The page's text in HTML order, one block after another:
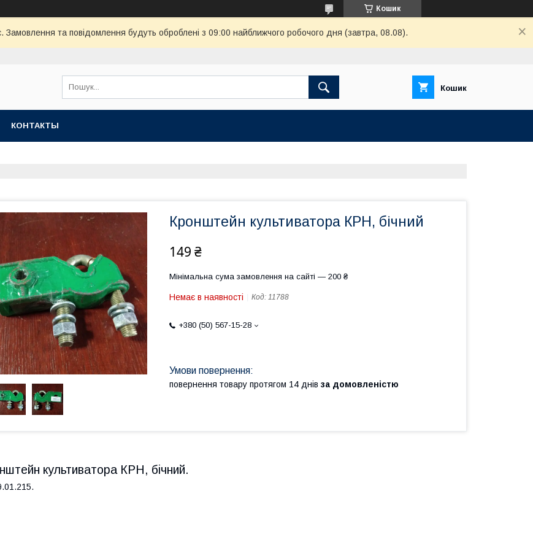
Кошик
Замовлення та повідомлення будуть оброблені з 09:00 найближчого робочого дня (завтра, 08.08).
Кошик
КОНТАКТЫ
Кронштейн культиватора КРН, бічний
149 ₴
Мінімальна сума замовлення на сайті — 200 ₴
Немає в наявності Код: 11788
+380 (50) 567-15-28
повернення товару протягом 14 днів за домовленістю
культиватора КРН, бічний.